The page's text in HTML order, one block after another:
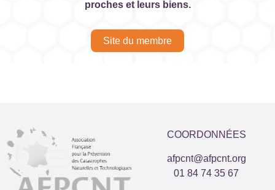
proches et leurs biens.
Site du membre
COORDONNÉES
afpcnt@afpcnt.org
01 84 74 35 67